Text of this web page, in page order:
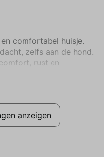
comfortabel huisje.
zelfs aan de hond.
rust en
anzeigen